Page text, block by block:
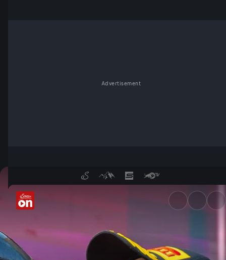
Advertisement
60 Grad-Hitze, Trinkflasche